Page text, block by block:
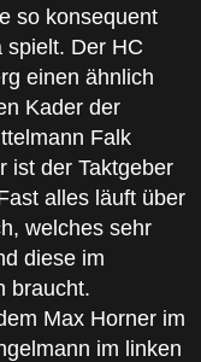
so konsequent
spielt. Der HC
einen ähnlich
Kader der
Falk
ist der Taktgeber
alles läuft über
welches sehr
diese im
braucht.
Max Horner im
im linken